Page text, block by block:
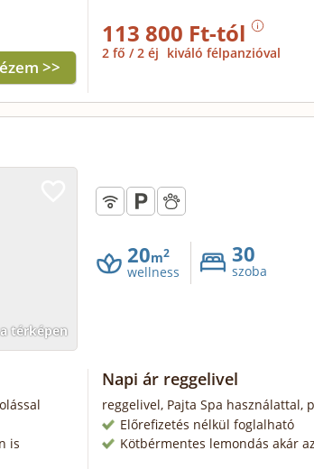
>>
113 800 Ft-tól
2 fő / 2 éj kiváló félpanzióval
térképen
20m2
wellness
30
szoba
is
Napi ár reggelivel
reggelivel, Pajta Spa használattal,
Előrefizetés nélkül foglalható
Kötbérmentes lemondás akár